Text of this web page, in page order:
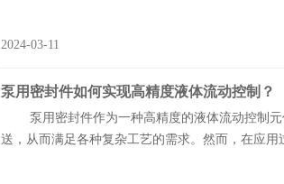
2024-03-11
泵用密封件如何实现高精度液体流动控制？
泵用密封件作为一种高精度的液体流动控制元
送，从而满足各种复杂工艺的需求。然而，在应